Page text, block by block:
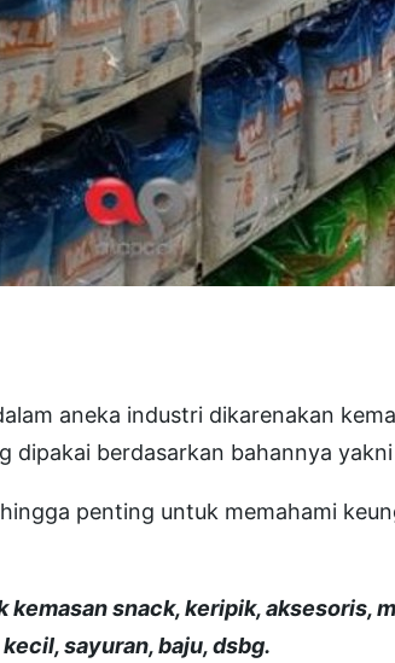
aneka industri dikarenakan
berdasarkan bahannya yakni
penting untuk memahami
snack, keripik, aksesoris,
sayuran, baju, dsbg.